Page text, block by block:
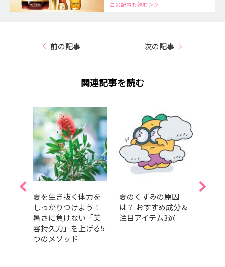
この記事も読む＞＞
前の記事 次の記事
関連記事を読む
夏を生き抜く体力を
しっかりつけよう！
暑さに負けない「美
容持久力」を上げる5
つのメソッド
夏のくすみの原因
は？ おすすめ成分＆
注目アイテム3選